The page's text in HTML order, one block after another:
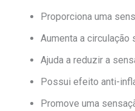
Proporciona uma
Aumenta a circulação
Ajuda a reduzir a
Possui efeito anti-
Promove uma